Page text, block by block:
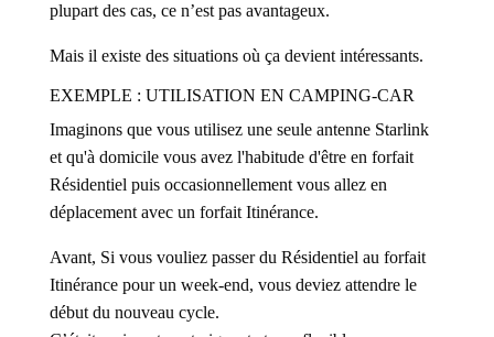
plupart des cas, ce n’est pas avantageux.
Mais il existe des situations où ça devient intéressants.
EXEMPLE : UTILISATION EN CAMPING-CAR
Imaginons que vous utilisez une seule antenne Starlink
et qu'à domicile vous avez l'habitude d'être en forfait
Résidentiel puis occasionnellement vous allez en
déplacement avec un forfait Itinérance.
Avant, Si vous vouliez passer du Résidentiel au forfait
Itinérance pour un week-end, vous deviez attendre le
début du nouveau cycle.